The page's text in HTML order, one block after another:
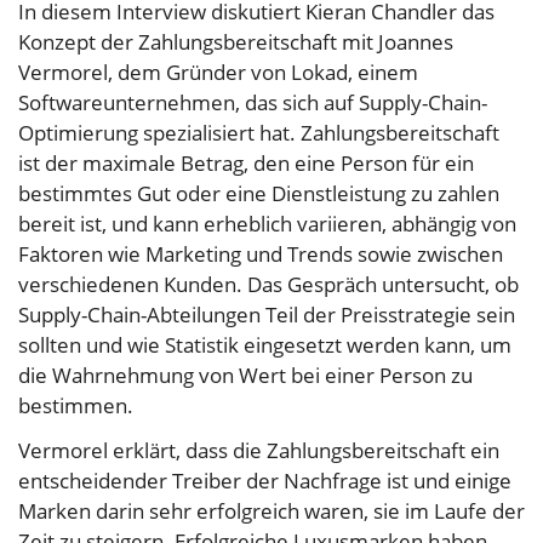
In diesem Interview diskutiert Kieran Chandler das
Konzept der Zahlungsbereitschaft mit Joannes
Vermorel, dem Gründer von Lokad, einem
Softwareunternehmen, das sich auf Supply-Chain-
Optimierung spezialisiert hat. Zahlungsbereitschaft
ist der maximale Betrag, den eine Person für ein
bestimmtes Gut oder eine Dienstleistung zu zahlen
bereit ist, und kann erheblich variieren, abhängig von
Faktoren wie Marketing und Trends sowie zwischen
verschiedenen Kunden. Das Gespräch untersucht, ob
Supply-Chain-Abteilungen Teil der Preisstrategie sein
sollten und wie Statistik eingesetzt werden kann, um
die Wahrnehmung von Wert bei einer Person zu
bestimmen.
Vermorel erklärt, dass die Zahlungsbereitschaft ein
entscheidender Treiber der Nachfrage ist und einige
Marken darin sehr erfolgreich waren, sie im Laufe der